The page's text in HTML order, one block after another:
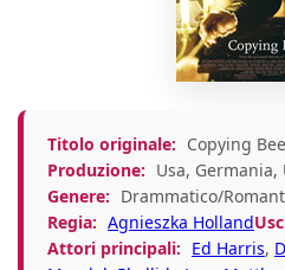
Titolo originale: Copying
Produzione: Usa,
Genere: Drammatico/
Regia: Agnieszka Holland
Attori principali: Ed Harris,